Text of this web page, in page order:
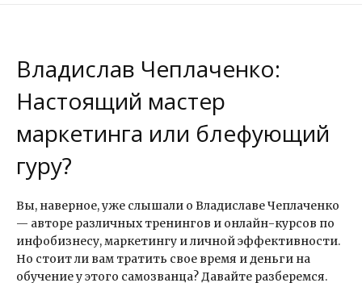
Владислав Чеплаченко:
Настоящий мастер
маркетинга или блефующий
гуру?
Вы, наверное, уже слышали о Владиславе Чеплаченко
— авторе различных тренингов и онлайн-курсов по
инфобизнесу, маркетингу и личной эффективности.
Но стоит ли вам тратить свое время и деньги на
обучение у этого самозванца? Давайте разберемся.